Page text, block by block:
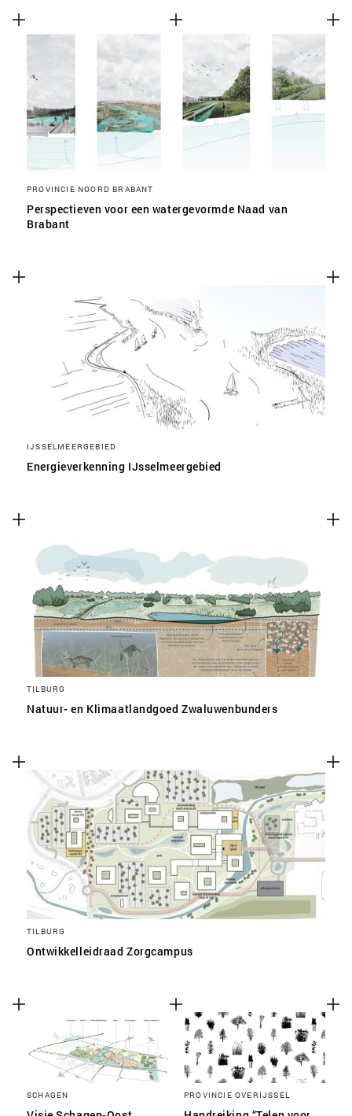
PROVINCIE NOORD BRABANT
Perspectieven voor een watergevormde Naad van
Brabant
IJSSELMEERGEBIED
Energieverkenning IJsselmeergebied
TILBURG
Natuur- en Klimaatlandgoed Zwaluwenbunders
TILBURG
Ontwikkelleidraad Zorgcampus
SCHAGEN PROVINCIE OVERIJSSEL